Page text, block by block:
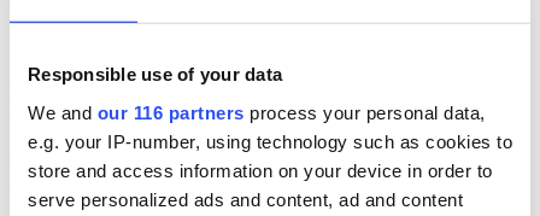
Responsible use of your data
We and our 116 partners process your personal data,
e.g. your IP-number, using technology such as cookies to
store and access information on your device in order to
serve personalized ads and content, ad and content
2026-08-06, 06:06
Geelmuyden Kiese ökar – men vänder till
förlust
Geelmuyden Kiese fusionerade under 2025 in förvärven Wikberg &
Frisk och Hoc och ökade intäkterna men vände till en förlust.